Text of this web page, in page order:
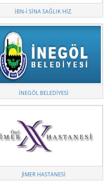
İBN-I SINA SAĞLIK HIZ.
İNEGÖL BELEDIYESI
JIMER HASTANESI